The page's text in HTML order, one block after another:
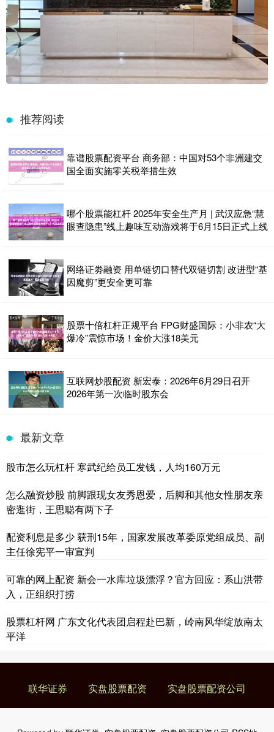
推荐阅读
靠谱股票配资平台 商务部：中国对53个非洲建交
国全面实施零关税举措生效
哪个股票能杠杆 2025年安全生产月 | 武汉应急“慧
眼查隐患”线上趣味互动游戏将于6月15日正式上线
网络证劵融资 用单链切口替代双链切割 改进型“基
因魔剪”更安全更可靠
股票十倍杠杆正规平台 FPG财盛国际：小非农“大
爆冷”震惊市场！金价大涨18美元
互联网炒股配资 新宏泰：2026年6月29日召开
2026年第一次临时股东会
最新文章
股市怎么玩杠杆 寒武纪给员工发钱，人均160万元
怎么融资炒股 前脚跟现女友秀恩爱，后脚和其他女性朋友亲
密逛街，王思聪有两下子
配资利息是多少 获刑15年，国家发展改革委原党组成员、副
主任徐宪平一审宣判
可靠的网上配资 新会一水库垃圾漂浮？官方回应：系山洪带
入，正组织打捞
股票杠杆网 广东文化代表团启程赴巴新，岭南风华绽放南太
平洋
联华证券 实盘股票配资 实盘股票配资公司